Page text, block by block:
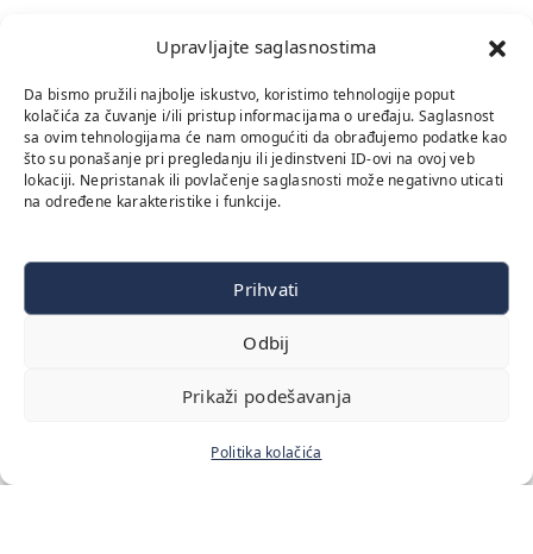
Upravljajte saglasnostima
Da bismo pružili najbolje iskustvo, koristimo tehnologije poput
kolačića za čuvanje i/ili pristup informacijama o uređaju. Saglasnost
sa ovim tehnologijama će nam omogućiti da obrađujemo podatke kao
što su ponašanje pri pregledanju ili jedinstveni ID-ovi na ovoj veb
lokaciji. Nepristanak ili povlačenje saglasnosti može negativno uticati
na određene karakteristike i funkcije.
Prihvati
Odbij
Prikaži podešavanja
Politika kolačića